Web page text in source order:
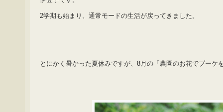
2学期も始まり、通常モードの生活が戻ってきました。
とにかく暑かった夏休みですが、8月の「農園のお花でブーケ